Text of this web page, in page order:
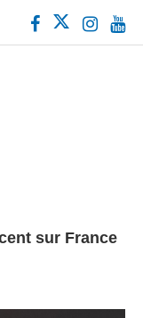
sur France